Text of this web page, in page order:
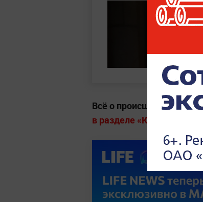
Всё о происшествиях,
в разделе «Криминал»